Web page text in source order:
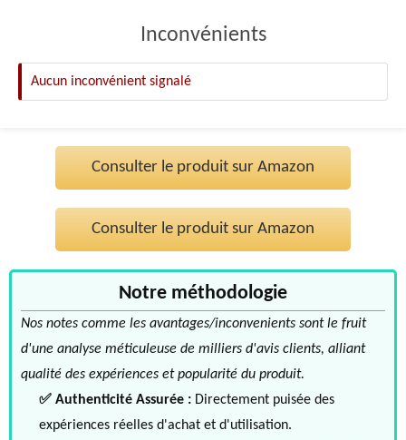
Inconvénients
Aucun inconvénient signalé
Consulter le produit sur Amazon
Consulter le produit sur Amazon
Notre méthodologie
Nos notes comme les avantages/inconvenients sont le fruit
d'une analyse méticuleuse de milliers d'avis clients, alliant
qualité des expériences et popularité du produit.
✅ Authenticité Assurée : Directement puisée des
expériences réelles d'achat et d'utilisation.